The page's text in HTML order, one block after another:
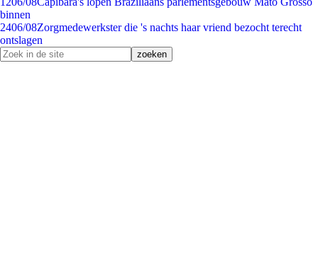
binnen
2406/08Zorgmedewerkster die 's nachts haar vriend bezocht terecht
ontslagen